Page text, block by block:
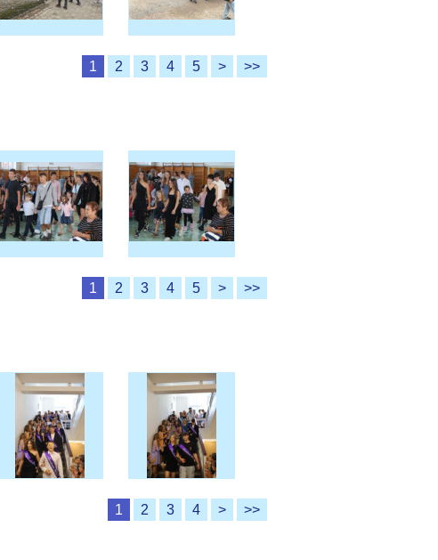
1 2 3 4 5 > >>
1 2 3 4 5 > >>
1 2 3 4 > >>